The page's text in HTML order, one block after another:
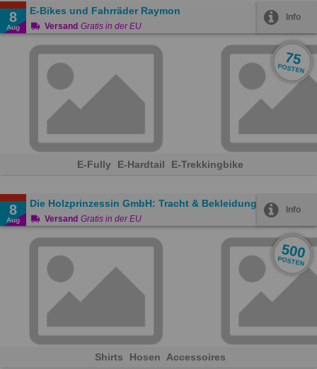
8
Aug
E-Bikes und Fahrräder Raymon
Versand Gratis in der EU
Info
75
POSTEN
E-Fully E-Hardtail E-Trekkingbike
8
Aug
Die Holzprinzessin GmbH: Tracht & Bekleidung
Versand Gratis in der EU
Info
500
POSTEN
Shirts Hosen Accessoires